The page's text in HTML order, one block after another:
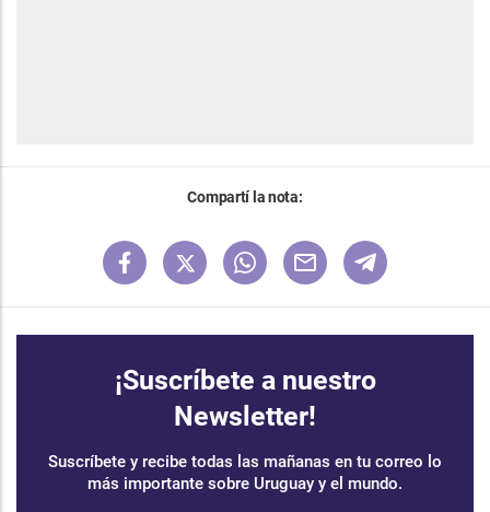
Compartí la nota:
¡Suscríbete a nuestro
Newsletter!
Suscríbete y recibe todas las mañanas en tu correo lo
más importante sobre Uruguay y el mundo.